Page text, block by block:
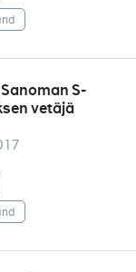
S-
vetäjä